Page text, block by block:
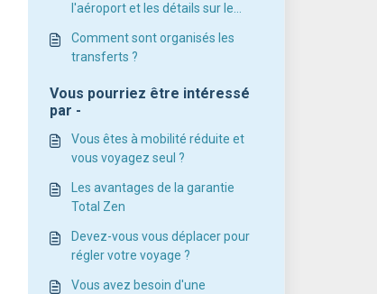
l'aéroport et les détails sur le
Comment sont organisés les
transferts ?
Vous pourriez être intéressé
par -
Vous êtes à mobilité réduite et
vous voyagez seul ?
Les avantages de la garantie
Total Zen
Devez-vous vous déplacer pour
régler votre voyage ?
Vous avez besoin d'une